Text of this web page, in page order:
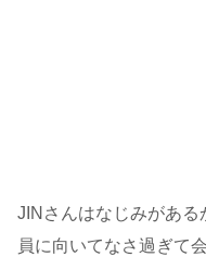
JINさんはなじみがあ
員に向いてなさ過ぎて